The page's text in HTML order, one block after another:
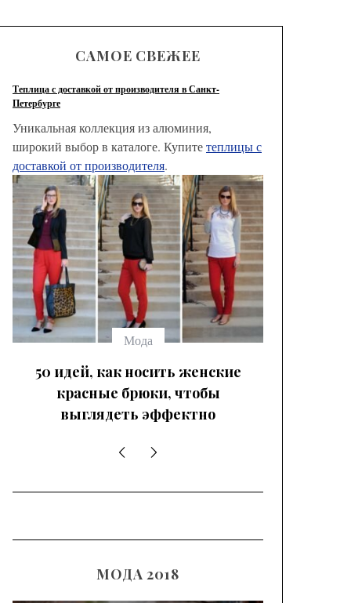
САМОЕ СВЕЖЕЕ
Теплица с доставкой от производителя в Санкт-
Петербурге
Уникальная коллекция из алюминия,
широкий выбор в каталоге. Купитетеплицы с
доставкой от производителя.
Мода
50 идей, как носить женские
красные брюки, чтобы
выглядеть эффектно
МОДА 2018